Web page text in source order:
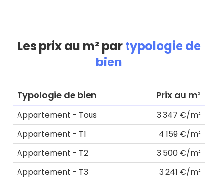
Les prix au m² partypologie de
bien
Typologie de bien Prix au m²
Appartement - Tous
3 347 €/m²
Appartement - T1
4 159 €/m²
Appartement - T2
3 500 €/m²
Appartement - T3
3 241 €/m²